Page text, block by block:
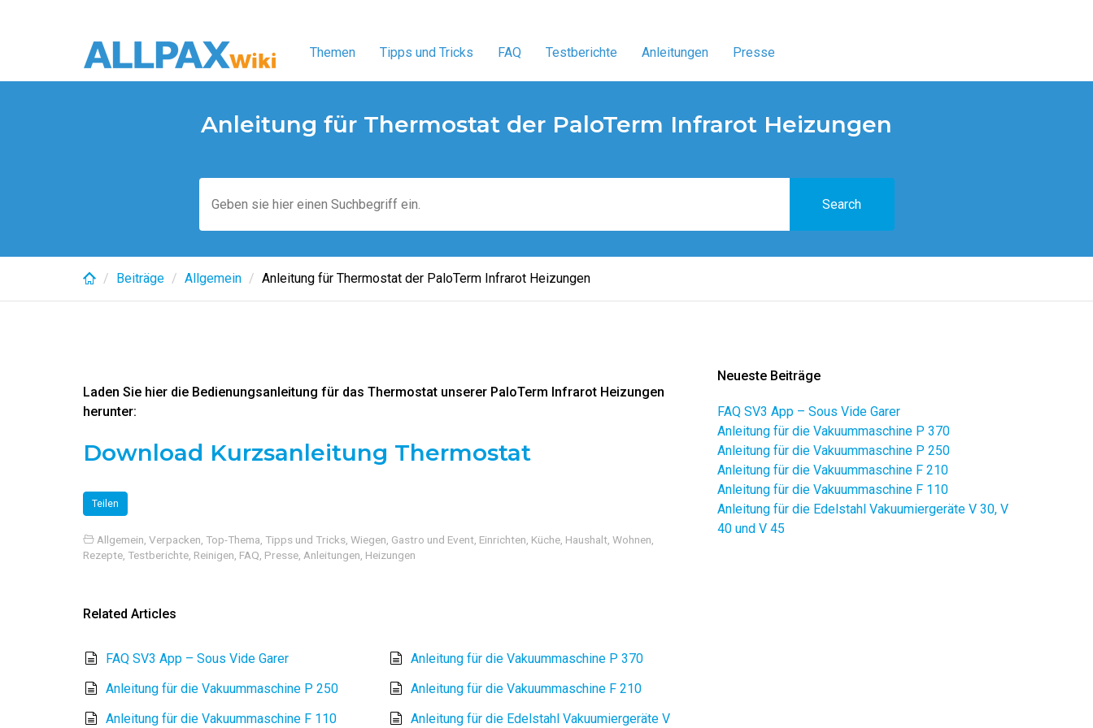
Themen Tipps und Tricks FAQ Testberichte Anleitungen Presse
Anleitung für Thermostat der PaloTerm Infrarot Heizungen
Beiträge Allgemein Anleitung für Thermostat der PaloTerm Infrarot Heizungen
Laden Sie hier die Bedienungsanleitung für das Thermostat unserer PaloTerm Infrarot Heizungen
herunter:
Download Kurzsanleitung Thermostat
Teilen
Allgemein Verpacken Top-Thema Tipps und Tricks Wiegen Gastro und Event Einrichten Küche, Haushalt, Wohnen
Rezepte Testberichte Reinigen FAQ Presse Anleitungen Heizungen
Related Articles
FAQ SV3 App – Sous Vide Garer
Anleitung für die Vakuummaschine P 370
Anleitung für die Vakuummaschine P 250
Anleitung für die Vakuummaschine F 210
Anleitung für die Vakuummaschine F 110
Anleitung für die Edelstahl Vakuumiergeräte V
Neueste Beiträge
FAQ SV3 App – Sous Vide Garer
Anleitung für die Vakuummaschine P 370
Anleitung für die Vakuummaschine P 250
Anleitung für die Vakuummaschine F 210
Anleitung für die Vakuummaschine F 110
Anleitung für die Edelstahl Vakuumiergeräte V 30, V
40 und V 45